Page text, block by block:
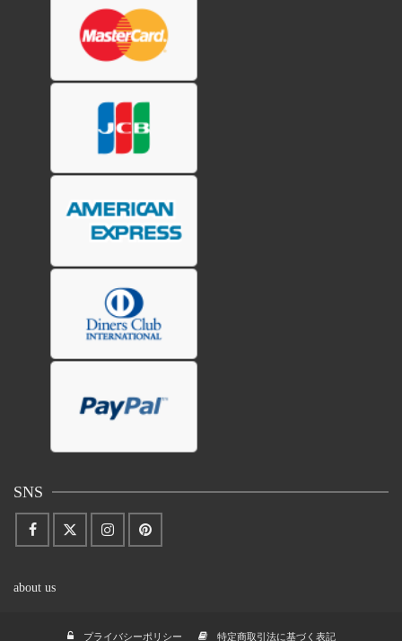
SNS
about us
プライバシーポリシー 特定商取引法に基づく表記